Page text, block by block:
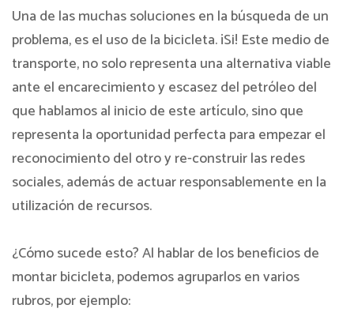
Una de las muchas soluciones en la búsqueda de un
problema, es el uso de la bicicleta. ¡Si! Este medio de
transporte, no solo representa una alternativa viable
ante el encarecimiento y escasez del petróleo del
que hablamos al inicio de este artículo, sino que
representa la oportunidad perfecta para empezar el
reconocimiento del otro y re-construir las redes
sociales, además de actuar responsablemente en la
utilización de recursos.
¿Cómo sucede esto? Al hablar de los beneficios de
montar bicicleta, podemos agruparlos en varios
rubros, por ejemplo: